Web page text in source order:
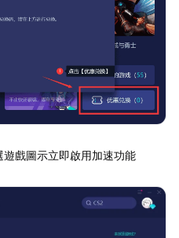
戲圖示立即啟用加速功能